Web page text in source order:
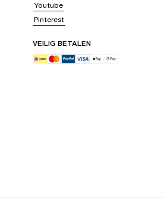
Youtube
Pinterest
VEILIG BETALEN